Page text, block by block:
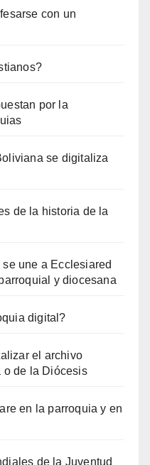
con un
por la
se digitaliza
de la historia de la
une a Ecclesiared
y diocesana
digital?
el archivo
o de la Diócesis
en la parroquia y en
de la Juventud